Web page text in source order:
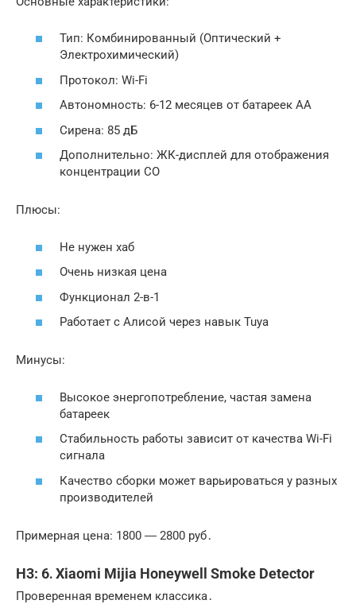
Тип: Комбинированный (Оптический +
Электрохимический)
Протокол: Wi-Fi
Автономность: 6-12 месяцев от батареек АА
Сирена: 85 дБ
Дополнительно: ЖК-дисплей для отображения
концентрации CO
Плюсы:
Не нужен хаб
Очень низкая цена
Функционал 2-в-1
Работает с Алисой через навык Tuya
Минусы:
Высокое энергопотребление, частая замена
батареек
Стабильность работы зависит от качества Wi-Fi
сигнала
Качество сборки может варьироваться у разных
производителей
Примерная цена: 1800 ― 2800 руб․
H3: 6․ Xiaomi Mijia Honeywell Smoke Detector
Проверенная временем классика․